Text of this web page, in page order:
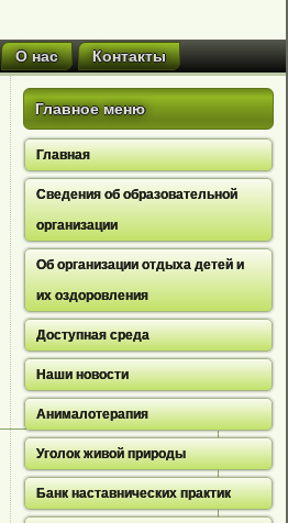
О нас Контакты
Главное меню
Главная
Сведения об образовательной
организации
Об организации отдыха детей и
их оздоровления
Доступная среда
Наши новости
Анималотерапия
Уголок живой природы
Банк наставнических практик